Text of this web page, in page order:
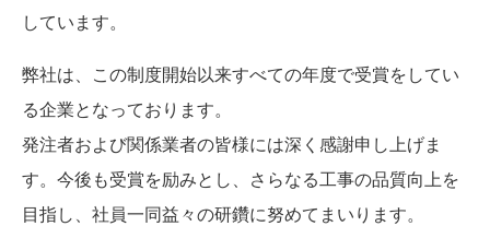
しています。
弊社は、この制度開始以来すべての年度で受賞をしてい
る企業となっております。
発注者および関係業者の皆様には深く感謝申し上げま
す。今後も受賞を励みとし、さらなる工事の品質向上を
目指し、社員一同益々の研鑽に努めてまいります。